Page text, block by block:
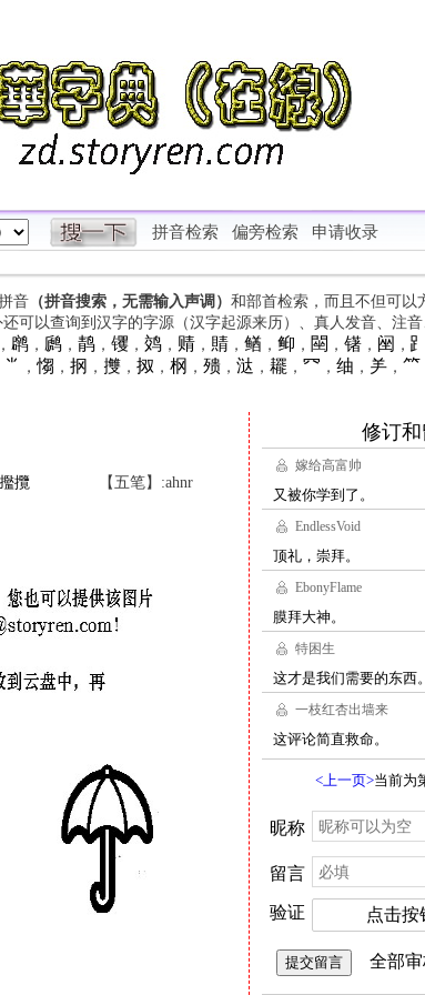
拼音检索 偏旁检索 申请收录
音（拼音搜索，无需输入声调） 和部首检索，而且不但可以
可以查询到汉字的字源（汉字起源来历）、真人发音、注
， 䴙， 䴘， 䴖， 䦆， 䴔， 䞍， 䝼， 䲡 ， 䲟 ， 䦟 ， 䦃， 䦷 ， ⻊
⺌ ， 㥮 ， 㧏 ， 㩳， 㧐 ， 㭎 ， 㱮， 㳠 ， 䎱 ， ⺳ ， 䌷 ， ⺶， ⺮
㩜攬 【五笔】:ahnr